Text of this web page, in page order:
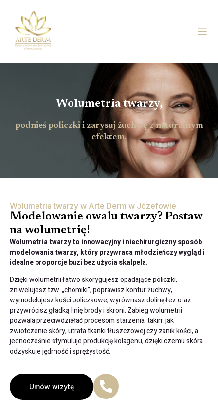
Wolumetria twarzy,
podnieś policzki i zarysuj żuchwę z naturalnym
efektem.
Wolumetria twarzy w Arte Derm w Józefowie
Modelowanie owalu twarzy? Postaw
na wolumetrię!
Wolumetria twarzy to innowacyjny i niechirurgiczny sposób
modelowania twarzy, który przywraca młodzieńczy wygląd i
idealne proporcje buzi bez użycia skalpela.
Dzięki wolumetrii łatwo skorygujesz opadające policzki,
zniwelujesz tzw. „chomiki”, poprawisz kontur żuchwy,
wymodelujesz kości policzkowe, wyrównasz dolinę łez oraz
przywrócisz gładką linię brody i skroni. Zabieg wolumetrii
pozwala przeciwdziałać procesom starzenia, takim jak
zwiotczenie skóry, utrata tkanki tłuszczowej czy zanik kości, a
jednocześnie stymuluje produkcję kolagenu, dzięki czemu skóra
odzyskuje jędrność i sprężystość.
Umów wizytę